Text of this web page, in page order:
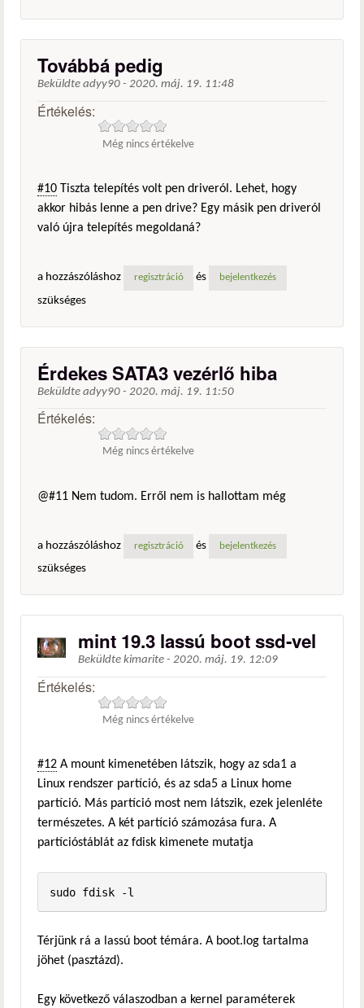
Továbbá pedig
Beküldte adyy90 - 2020. máj. 19. 11:48
Értékelés:
Még nincs értékelve
#10 Tiszta telepítés volt pen driveról. Lehet, hogy
akkor hibás lenne a pen drive? Egy másik pen driveról
való újra telepítés megoldaná?
a hozzászóláshoz regisztráció és bejelentkezés
szükséges
Érdekes SATA3 vezérlő hiba
Beküldte adyy90 - 2020. máj. 19. 11:50
Értékelés:
Még nincs értékelve
@#11 Nem tudom. Erről nem is hallottam még
a hozzászóláshoz regisztráció és bejelentkezés
szükséges
mint 19.3 lassú boot ssd-vel
Beküldte kimarite - 2020. máj. 19. 12:09
Értékelés:
Még nincs értékelve
#12 A mount kimenetében látszik, hogy az sda1 a
Linux rendszer partíció, és az sda5 a Linux home
partíció. Más partíció most nem látszik, ezek jelenléte
természetes. A két partíció számozása fura. A
partícióstáblát az fdisk kimenete mutatja
sudo fdisk -l
Térjünk rá a lassú boot témára. A boot.log tartalma
jöhet (pasztázd).
Egy következő válaszodban a kernel paraméterek